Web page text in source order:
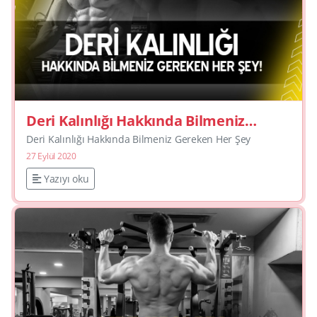
Deri Kalınlığı Hakkında Bilmeniz
Gereken Her Şey
Deri Kalınlığı Hakkında Bilmeniz Gereken Her Şey
27 Eylül 2020
Yazıyı oku